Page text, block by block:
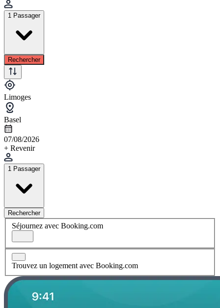
1 Passager
Rechercher
Limoges
Basel
07/08/2026
+ Revenir
1 Passager
Rechercher
Séjournez avec Booking.com
Trouvez un logement avec Booking.com